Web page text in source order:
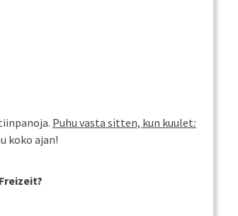
Puhu vasta sitten, kun kuulet:
koko ajan!